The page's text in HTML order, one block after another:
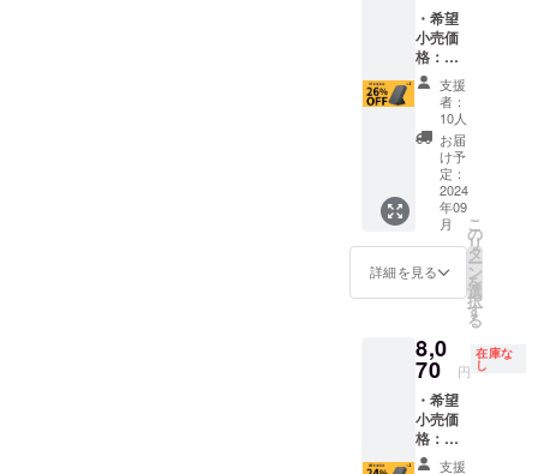
ご注
意： ※
マグ
ネット
端子の
差し込
み時
に、
ケース
と端子
が隣接
しない
状態で
あれば
ご使用
いただ
す。隣
接した
状態で
繰り返
しご使
用され
ます
あり
（適格
請求書
発行事
業者登
録番号
の記載
のある
インボ
イスが
必要な
場合
は、
IREメッ
セージ
行者に
直接お
問い合
わせく
ださ
い）
ご注文
状況、
使用部
材の供
給状
況、製
造工程
上の都
合等に
より出
荷時期
が遅れ
る場合
ます。
※適格請
者登録
番号：
あり
（適格
請求書
発行事
業者登
了承く
ださ
い。 ※
皆様の
ご支援
により
量産効
率が向
上した
場合、
正規販
売価格
が販売
格より
下がる
いま
す。 ※
ご注文
状況、
使用部
材の供
給状
状況製
造工程
上の都
合等に
より出
荷時期
が遅れ
ること
がござ
いま
す。 ※
デザイ
ン・仕
様は変
ざいま
す。ご
了承く
ださ
い。 ※
皆様の
ご支援
リー
「Mag
Stand
Mini」
×1 ・
【購入
特典】
MagSaf
e互換ス
テッ
カー×1
※ リ
ターン
価格は
価格で
す。 ※
ご注文
状況製
造工程
上の都
合等に
・希望
小売価
格：
11,240
円(税込)
より
26%OF
F ※日本
語取扱
説明書
及び商
品到着
後1ヶ月
間の交
換保証
付き ・
ド型モ
バイル
バッテ
リー
「Mag
Stand
Mini」
支援
者：
10人
お届
け予
定：
2024
年09
月
詳細を見る
こ
の
リ
タ
ー
ン
を
選
択
す
る
8,0
70 円
在庫な
し
・希望
小売価
格：
11,240
支援